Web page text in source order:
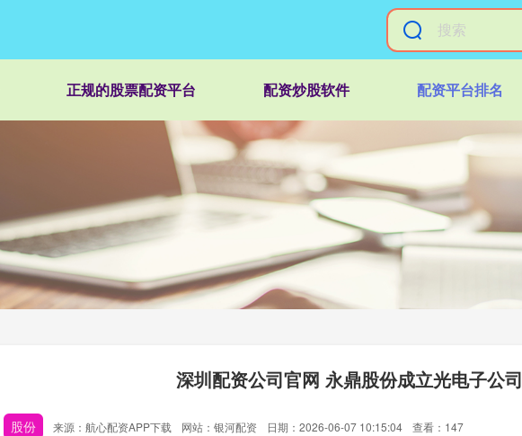
正规的股票配资平台 配资炒股软件 配资平台排名
深圳配资公司官网 永鼎股份成立光电子公司
股份 来源：航心配资APP下载 网站：银河配资 日期：2026-06-07 10:15:04 查看：147